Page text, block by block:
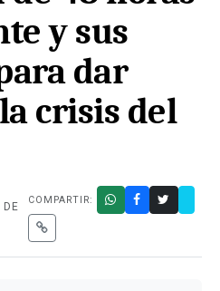
y sus
dar
crisis del
COMPARTIR: